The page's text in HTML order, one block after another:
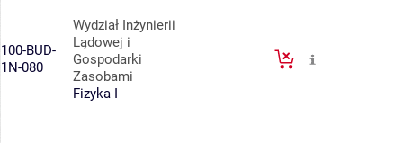
100-BUD-
1N-080
Wydział Inżynierii
Lądowej i
Gospodarki
Zasobami
Fizyka I